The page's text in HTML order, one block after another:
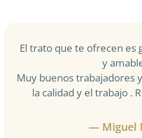
El trato que te ofrecen es
y
Muy buenos trabajadores
la calidad y el trabajo .
— Miguel